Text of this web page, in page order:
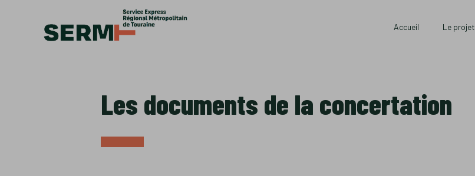
Accèder directement au contenu Accueil Le projet
Les documents de la concertation